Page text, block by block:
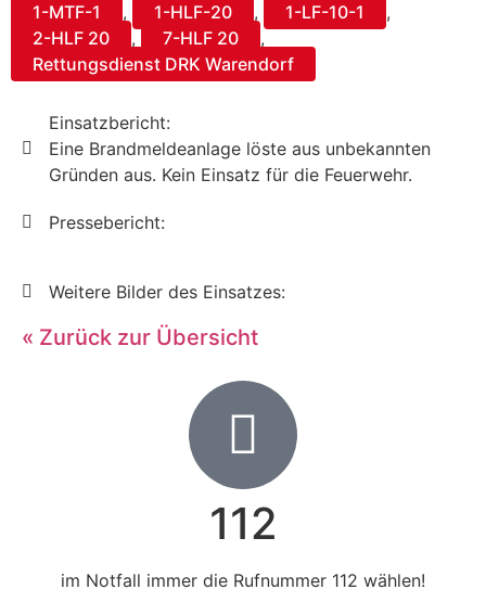
1-MTF-1
, 1-HLF-20 , 1-LF-10-1
,
2-HLF 20
, 7-HLF 20
,
Rettungsdienst DRK Warendorf
Einsatzbericht:
Eine Brandmeldeanlage löste aus unbekannten
Gründen aus. Kein Einsatz für die Feuerwehr.
Pressebericht:
Weitere Bilder des Einsatzes:
« Zurück zur Übersicht
112
im Notfall immer die Rufnummer 112 wählen!